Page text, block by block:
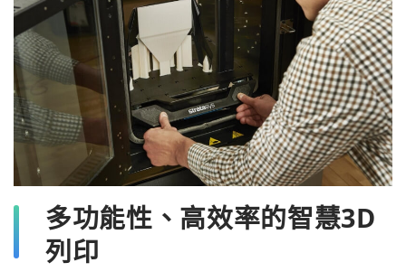
多功能性、高效率的智慧3D
列印